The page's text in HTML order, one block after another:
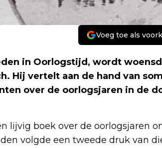
Voeg toe als
in Oorlogstijd, wordt
Hij vertelt aan de hand van
over de oorlogsjaren in de
lijvig boek over de oorlogsjaren
volgde een tweede druk van